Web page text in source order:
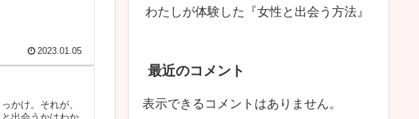
2023.01.05
かけ。それが、
出会うかはわか
わたしが体験した『女性と出会う方法』
最近のコメント
表示できるコメントはありません。